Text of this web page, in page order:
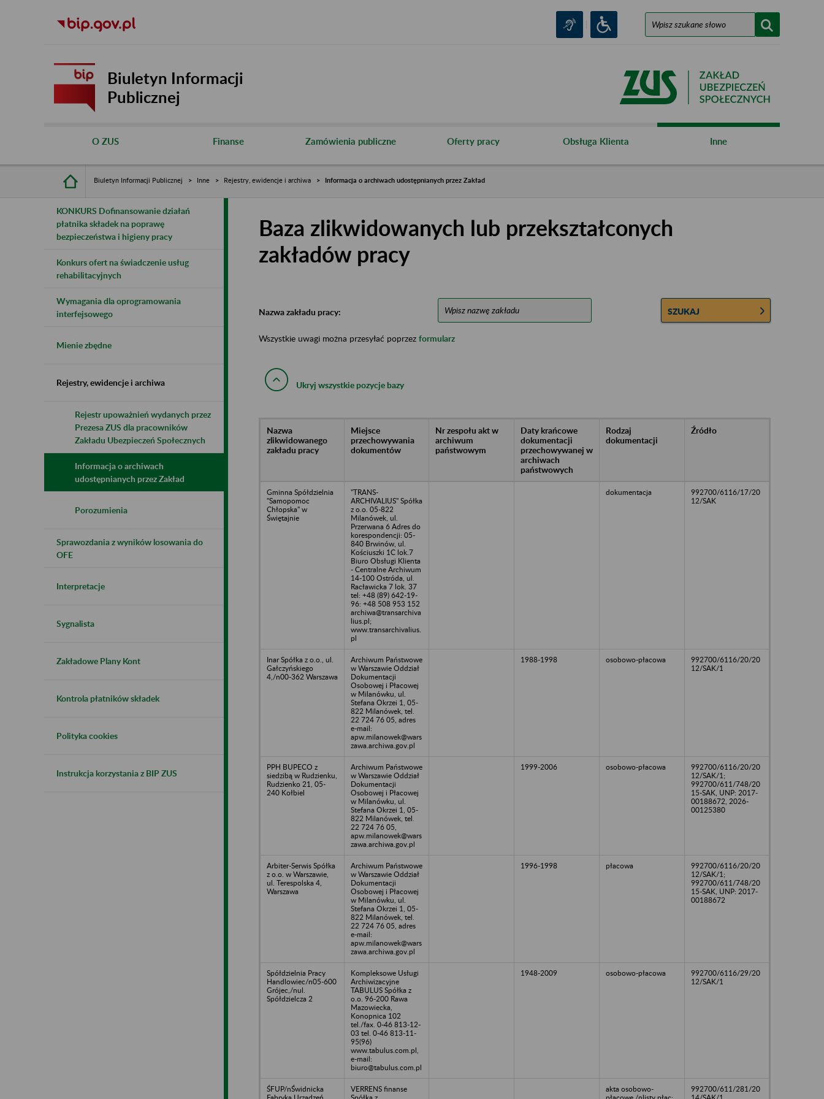
Biuletyn Informacji
Publicznej
O ZUS Finanse Zamówienia publiczne Oferty pracy Obsługa Klienta Inne
Biuletyn Informacji Publicznej Inne Rejestry, ewidencje i archiwa Informacja o archiwach udostępnianych przez Zakład
KONKURS Dofinansowanie działań
płatnika składek na poprawę
bezpieczeństwa i higieny pracy
Konkurs ofert na świadczenie usług
rehabilitacyjnych
Wymagania dla oprogramowania
interfejsowego
Mienie zbędne
Rejestry, ewidencje i archiwa
Rejestr upoważnień wydanych przez
Prezesa ZUS dla pracowników
Zakładu Ubezpieczeń Społecznych
Informacja o archiwach
udostępnianych przez Zakład
Porozumienia
Sprawozdania z wyników losowania do
OFE
Interpretacje
Sygnalista
Zakładowe Plany Kont
Kontrola płatników składek
Polityka cookies
Instrukcja korzystania z BIP ZUS
Baza zlikwidowanych lub przekształconych
zakładów pracy
Nazwa zakładu pracy: SZUKAJ
Wszystkie uwagi można przesyłać poprzez formularz
Ukryj wszystkie pozycje bazy
Nazwa
zlikwidowanego
zakładu pracy
Miejsce
przechowywania
dokumentów
Nr zespołu akt w
archiwum
państwowym
Daty krańcowe
dokumentacji
przechowywanej w
archiwach
państwowych
Rodzaj
dokumentacji
Źródło
Gminna Spółdzielnia
"Samopomoc
Chłopska" w
Świętajnie
"TRANS-
ARCHIVALIUS" Spółka
z o.o. 05-822
Milanówek, ul.
Przerwana 6 Adres do
korespondencji: 05-
840 Brwinów, ul.
Kościuszki 1C lok.7
Biuro Obsługi Klienta
- Centralne Archiwum
14-100 Ostróda, ul.
Racławicka 7 lok. 37
tel: +48 (89) 642-19-
96: +48 508 953 152
archiwa@transarchiva
lius.pl;
www.transarchivalius.
pl
dokumentacja
992700/6116/17/20
12/SAK
Inar Spółka z o.o., ul.
Gałczyńskiego
4,/n00-362 Warszawa
Archiwum Państwowe
w Warszawie Oddział
Dokumentacji
Osobowej i Płacowej
w Milanówku, ul.
Stefana Okrzei 1, 05-
822 Milanówek, tel.
22 724 76 05, adres
e-mail:
apw.milanowek@wars
zawa.archiwa.gov.pl
1988-1998 osobowo-płacowa
992700/6116/20/20
12/SAK/1
PPH BUPECO z
siedzibą w Rudzienku,
Rudzienko 21, 05-
240 Kołbiel
Archiwum Państwowe
w Warszawie Oddział
Dokumentacji
Osobowej i Płacowej
w Milanówku, ul.
Stefana Okrzei 1, 05-
822 Milanówek, tel.
22 724 76 05,
apw.milanowek@wars
zawa.archiwa.gov.pl
1999-2006 osobowo-płacowa
992700/6116/20/20
12/SAK/1;
992700/611/748/20
15-SAK, UNP: 2017-
00188672, 2026-
00125380
Arbiter-Serwis Spółka
z o.o. w Warszawie,
ul. Terespolska 4,
Warszawa
Archiwum Państwowe
w Warszawie Oddział
Dokumentacji
Osobowej i Płacowej
w Milanówku, ul.
Stefana Okrzei 1, 05-
822 Milanówek, tel.
22 724 76 05, adres
e-mail:
apw.milanowek@wars
zawa.archiwa.gov.pl
1996-1998 płacowa
992700/6116/20/20
12/SAK/1;
992700/611/748/20
15-SAK, UNP: 2017-
00188672
Spółdzielnia Pracy
Handlowiec/n05-600
Grójec,/nul.
Spółdzielcza 2
Kompleksowe Usługi
Archiwizacyjne
TABULUS Spółka z
o.o. 96-200 Rawa
Mazowiecka,
Konopnica 102
tel./fax. 0-46 813-12-
03 tel. 0-46 813-11-
95(96)
www.tabulus.com.pl,
e-mail:
biuro@tabulus.com.pl
1948-2009 osobowo-płacowa
992700/6116/29/20
12/SAK/1
ŚFUP/nŚwidnicka
VERRENS finanse
akta osobowo-
992700/611/281/20